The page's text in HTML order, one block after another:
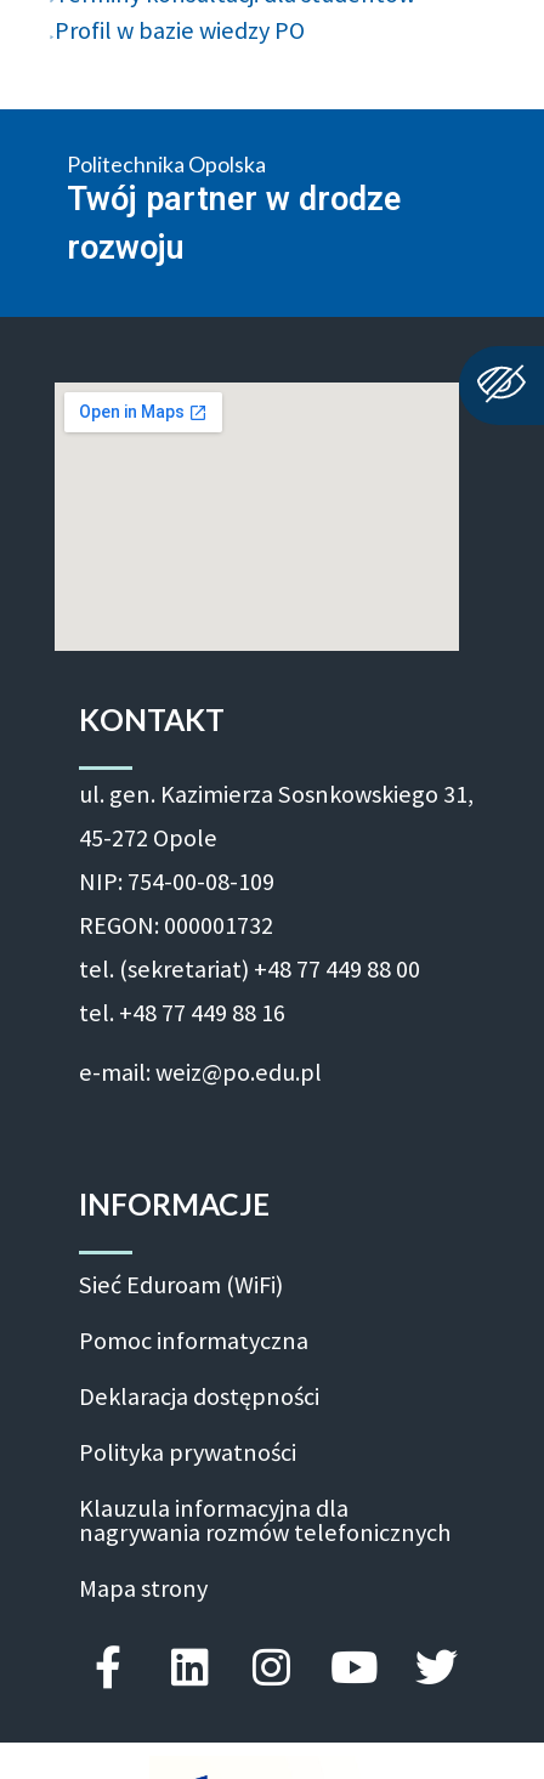
Profil w bazie wiedzy PO
Politechnika Opolska
Twój partner w drodze
rozwoju
KONTAKT
ul. gen. Kazimierza Sosnkowskiego 31,
45-272 Opole
NIP: 754-00-08-109
REGON: 000001732
tel. (sekretariat) +48 77 449 88 00
tel. +48 77 449 88 16
e-mail: weiz@po.edu.pl
INFORMACJE
Sieć Eduroam (WiFi)
Pomoc informatyczna
Deklaracja dostępności
Polityka prywatności
Klauzula informacyjna dla
nagrywania rozmów telefonicznych
Mapa strony
Facebook-f
LinkedinInstagram
Youtube